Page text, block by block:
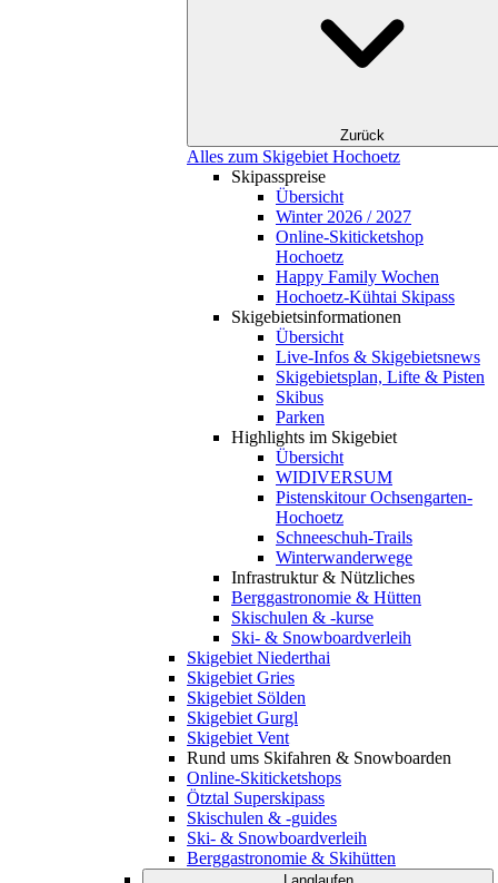
Zurück
Alles zum Skigebiet Hochoetz
Skipasspreise
Übersicht
Winter 2026 / 2027
Online-Skiticketshop
Hochoetz
Happy Family Wochen
Hochoetz-Kühtai Skipass
Skigebietsinformationen
Übersicht
Live-Infos & Skigebietsnews
Skigebietsplan, Lifte & Pisten
Skibus
Parken
Highlights im Skigebiet
Übersicht
WIDIVERSUM
Pistenskitour Ochsengarten-
Hochoetz
Schneeschuh-Trails
Winterwanderwege
Infrastruktur & Nützliches
Berggastronomie & Hütten
Skischulen & -kurse
Ski- & Snowboardverleih
Skigebiet Niederthai
Skigebiet Gries
Skigebiet Sölden
Skigebiet Gurgl
Skigebiet Vent
Rund ums Skifahren & Snowboarden
Online-Skiticketshops
Ötztal Superskipass
Skischulen & -guides
Ski- & Snowboardverleih
Berggastronomie & Skihütten